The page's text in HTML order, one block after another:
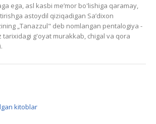
ega, asl kasbi meʼmor bo'lishiga qaramay,
astoydil qiziqadigan Saʼdixon
„Tanazzul" deb nomlangan pentalogiya -
tarixidagi g'oyat murakkab, chigal va qora
kitoblar